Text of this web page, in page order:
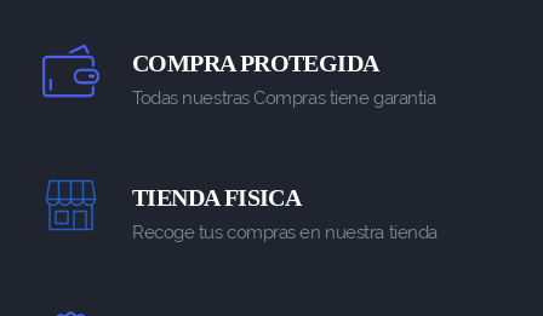
COMPRA PROTEGIDA
Todas nuestras Compras tiene garantia
TIENDA FISICA
Recoge tus compras en nuestra tienda